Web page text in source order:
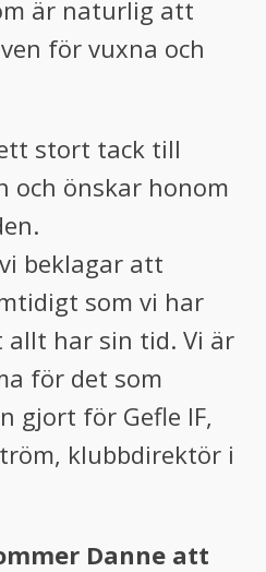
är naturlig att
för vuxna och
stort tack till
och önskar honom
beklagar att
som vi har
har sin tid. Vi är
för det som
gjort för Gefle IF,
klubbdirektör i
Danne att